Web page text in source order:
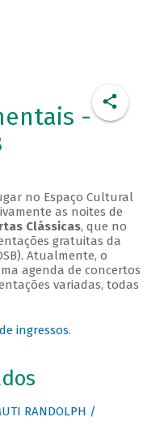
-
no Espaço Cultural
as noites de
Clássicas, que no
gratuitas da
Atualmente, o
agenda de concertos
variadas, todas
ingressos.
RANDOLPH /